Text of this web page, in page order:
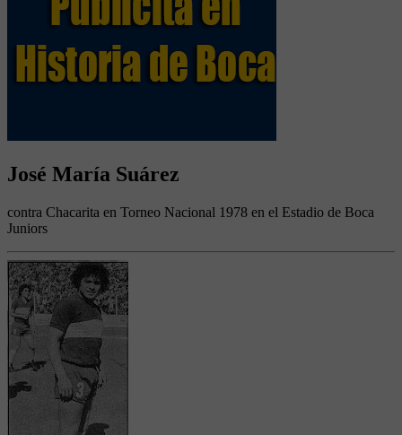
José María Suárez
contra Chacarita en Torneo Nacional 1978 en el Estadio de Boca
Juniors